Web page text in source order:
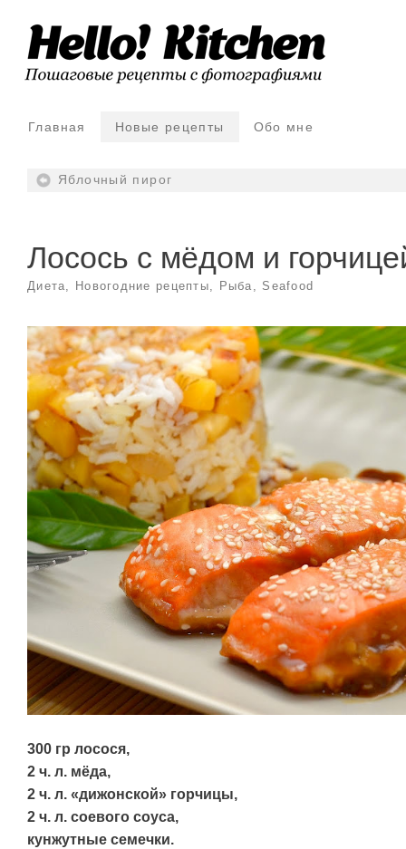
Главная Новые рецепты Обо мне
Яблочный пирог
Лосось с мёдом и
Диета, Новогодние рецепты, Рыба, Seafood
300 гр лосося,
2 ч. л. мёда,
2 ч. л. «дижонской» горчицы,
2 ч. л. соевого соуса,
кунжутные семечки.